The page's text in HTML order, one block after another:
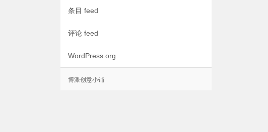
条目 feed
评论 feed
WordPress.org